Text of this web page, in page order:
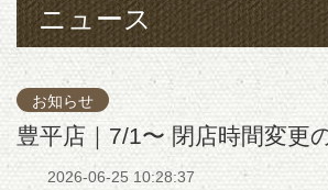
ニュース
お知らせ
豊平店｜7/1〜 閉店時間変更
2026-06-25 10:28:37